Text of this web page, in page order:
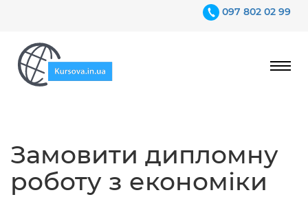
097 802 02 99
Замовити дипломну
роботу з економіки
Гарантії
Відгуки